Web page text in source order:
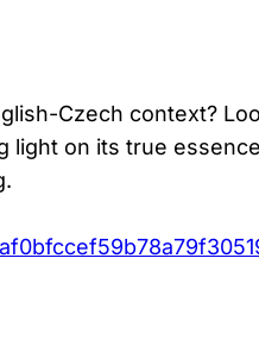
Czech context?
on its true